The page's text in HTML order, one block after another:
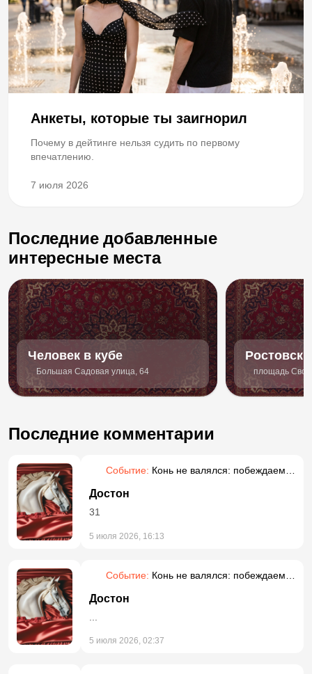
Анкеты, которые ты заигнорил
Почему в дейтинге нельзя судить по первому
впечатлению.
7 июля 2026
Последние добавленные
интересные места
Человек в кубе
Большая Садовая улица, 64 площадь
Последние комментарии
Событие: Конь не валялся: побеждаем
Достон
31
5 июля 2026, 16:13
Событие: Конь не валялся: побеждаем
Достон
5 июля 2026, 02:37